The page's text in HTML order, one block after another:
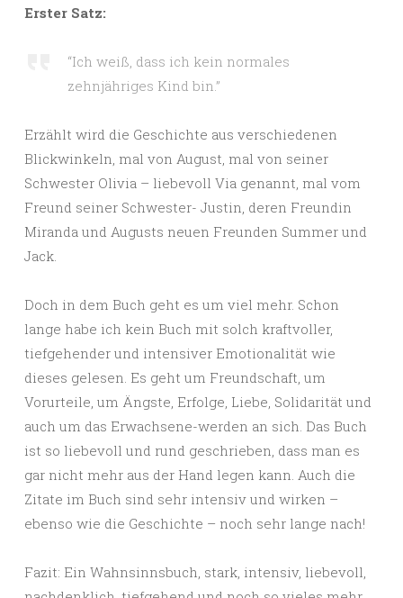
Erster Satz:
“Ich weiß, dass ich kein normales
zehnjähriges Kind bin.”
Erzählt wird die Geschichte aus verschiedenen
Blickwinkeln, mal von August, mal von seiner
Schwester Olivia – liebevoll Via genannt, mal vom
Freund seiner Schwester- Justin, deren Freundin
Miranda und Augusts neuen Freunden Summer und
Jack.
Doch in dem Buch geht es um viel mehr. Schon
lange habe ich kein Buch mit solch kraftvoller,
tiefgehender und intensiver Emotionalität wie
dieses gelesen. Es geht um Freundschaft, um
Vorurteile, um Ängste, Erfolge, Liebe, Solidarität und
auch um das Erwachsene-werden an sich. Das Buch
ist so liebevoll und rund geschrieben, dass man es
gar nicht mehr aus der Hand legen kann. Auch die
Zitate im Buch sind sehr intensiv und wirken –
ebenso wie die Geschichte – noch sehr lange nach!
Fazit: Ein Wahnsinnsbuch, stark, intensiv, liebevoll,